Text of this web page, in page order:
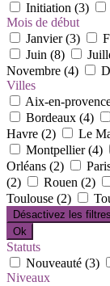
Initiation (3)
Mois de début
Janvier (3)
Juin (8)
Novembre (4)
Villes
Aix-en-
Bordeaux (4)
Havre (2)
Le
Montpellier (4)
Orléans (2)
(2)
Rouen (2)
Toulouse (2)
Désactivez les
Ok
Statuts
Nouveauté (3)
Niveaux